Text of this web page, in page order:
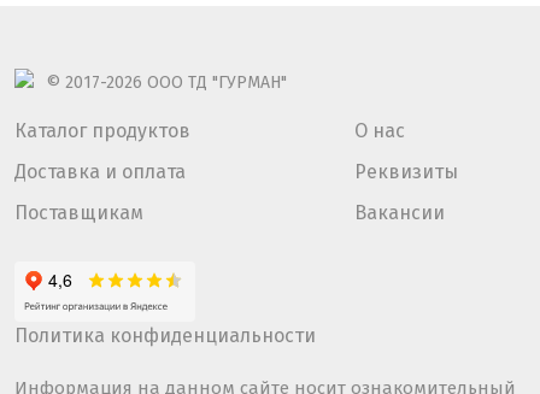
Каталог продуктов
Доставка и оплата
Поставщикам
О нас
Реквизиты
Вакансии
© 2017-2026 ООО ТД "ГУРМАН"
Политика конфиденциальности
Информация на данном сайте носит ознакомительный